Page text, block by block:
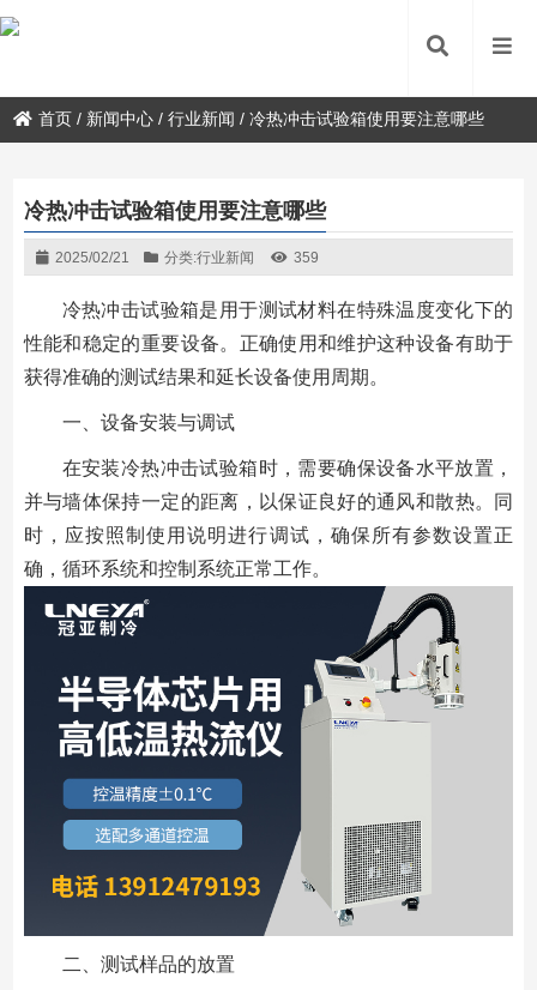
首页 / 新闻中心 /行业新闻 /冷热冲击试验箱使用要注意哪些
冷热冲击试验箱使用要注意哪些
2025/02/21 分类:行业新闻 359
冷热冲击试验箱是用于测试材料在特殊温度变化下的
性能和稳定的重要设备。正确使用和维护这种设备有助于
获得准确的测试结果和延长设备使用周期。
一、设备安装与调试
在安装冷热冲击试验箱时，需要确保设备水平放置，
并与墙体保持一定的距离，以保证良好的通风和散热。同
时，应按照制使用说明进行调试，确保所有参数设置正
确，循环系统和控制系统正常工作。
二、测试样品的放置